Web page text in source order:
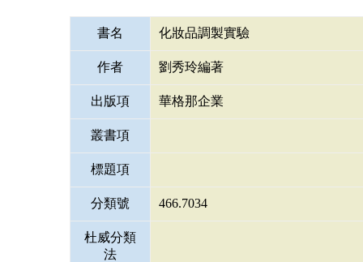
書名 化妝品調製實驗
作者 劉秀玲編著
出版項 華格那企業
叢書項
標題項
分類號 466.7034
杜威分類
法